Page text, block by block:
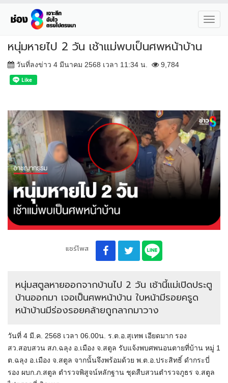
หนุ่มหายไป 2 วัน เช้าแม่พบเป็นศพหน้าบ้าน
วันที่ลงข่าว 4 มีนาคม 2568 เวลา 11:34 น. 9,784
แชร์โพส
หนุ่มสตูลหายออกจากบ้านไป 2 วัน เช้านี้แม่เปิดประตู
บ้านออกมา เจอเป็นศพหน้าบ้าน ใบหน้ามีรอยครูด
หน้าบ้านมีร่องรอยคล้ายถูกลากมาวาง
วันที่ 4 มี.ค. 2568 เวลา 06.00น. ร.ต.อ.สุเทพ เอียดมาก รอง
สว.สอบสวน สภ.ฉลุง อ.เมือง จ.สตูล รับแจ้งพบศพนอนตายที่บ้าน หมู่ 1
ต.ฉลุง อ.เมือง จ.สตูล จากนั้นจึงพร้อมด้วย พ.ต.อ.ประสิทธิ์ ดำกระบี่
รอง ผบก.ภ.สตูล ตำรวจพิสูจน์หลักฐาน ชุดสืบสวนตำรวจภูธร จ.สตูล